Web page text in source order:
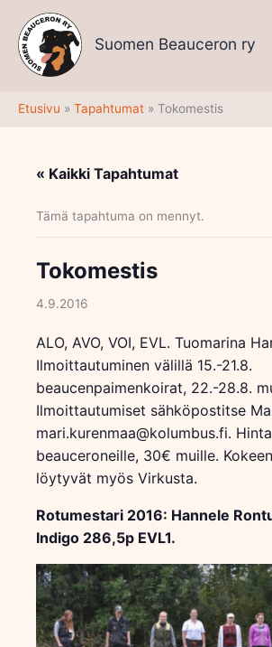
sisältöön
Suomen Beauceron ry
Etusivu Tapahtumat Tokomestis
« Kaikki Tapahtumat
Tämä tapahtuma on mennyt.
Tokomestis
4.9.2016
ALO, AVO, VOI, EVL. Tuomarina
Ilmoittautuminen välillä 15.-21.8.
beaucenpaimenkoirat, 22.-28.8.
Ilmoittautumiset sähköpostitse
mari.kurenmaa@kolumbus.fi.
beauceroneille, 30€ muille.
löytyvät myös Virkusta.
Rotumestari 2016: Hannele
Indigo 286,5p EVL1.